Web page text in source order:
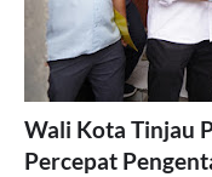
Wali Kota Tinjau
Percepat